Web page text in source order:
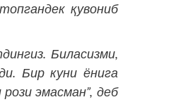
қувониб
Биласизми,
Бир куни ёнига
эмасман”, деб